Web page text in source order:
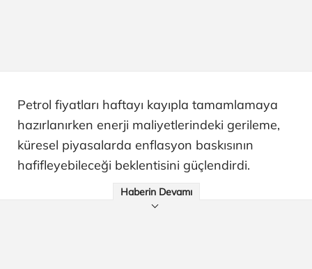
Petrol fiyatları haftayı kayıpla tamamlamaya
hazırlanırken enerji maliyetlerindeki gerileme,
küresel piyasalarda enflasyon baskısının
hafifleyebileceği beklentisini güçlendirdi.
Haberin Devamı